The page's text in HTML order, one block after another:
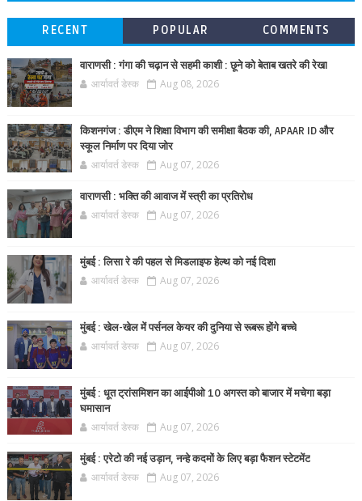
RECENT POPULAR COMMENTS
वाराणसी : गंगा की चढ़ान से सहमी काशी : छूने को बेताब खतरे की रेखा
आर्यावर्त डेस्क Aug 08, 2026
किशनगंज : डीएम ने शिक्षा विभाग की समीक्षा बैठक की, APAAR ID और
स्कूल निर्माण पर दिया जोर
आर्यावर्त डेस्क Aug 07, 2026
वाराणसी : भक्ति की आवाज में स्त्री का प्रतिरोध
आर्यावर्त डेस्क Aug 07, 2026
मुंबई : लिसा रे की पहल से मिडलाइफ हेल्थ को नई दिशा
आर्यावर्त डेस्क Aug 07, 2026
मुंबई : खेल-खेल में पर्सनल केयर की दुनिया से रूबरू होंगे बच्चे
आर्यावर्त डेस्क Aug 07, 2026
मुंबई : धूत ट्रांसमिशन का आईपीओ 10 अगस्त को बाजार में मचेगा बड़ा
घमासान
आर्यावर्त डेस्क Aug 07, 2026
मुंबई : एरेटो की नई उड़ान, नन्हे कदमों के लिए बड़ा फैशन स्टेटमेंट
आर्यावर्त डेस्क Aug 07, 2026